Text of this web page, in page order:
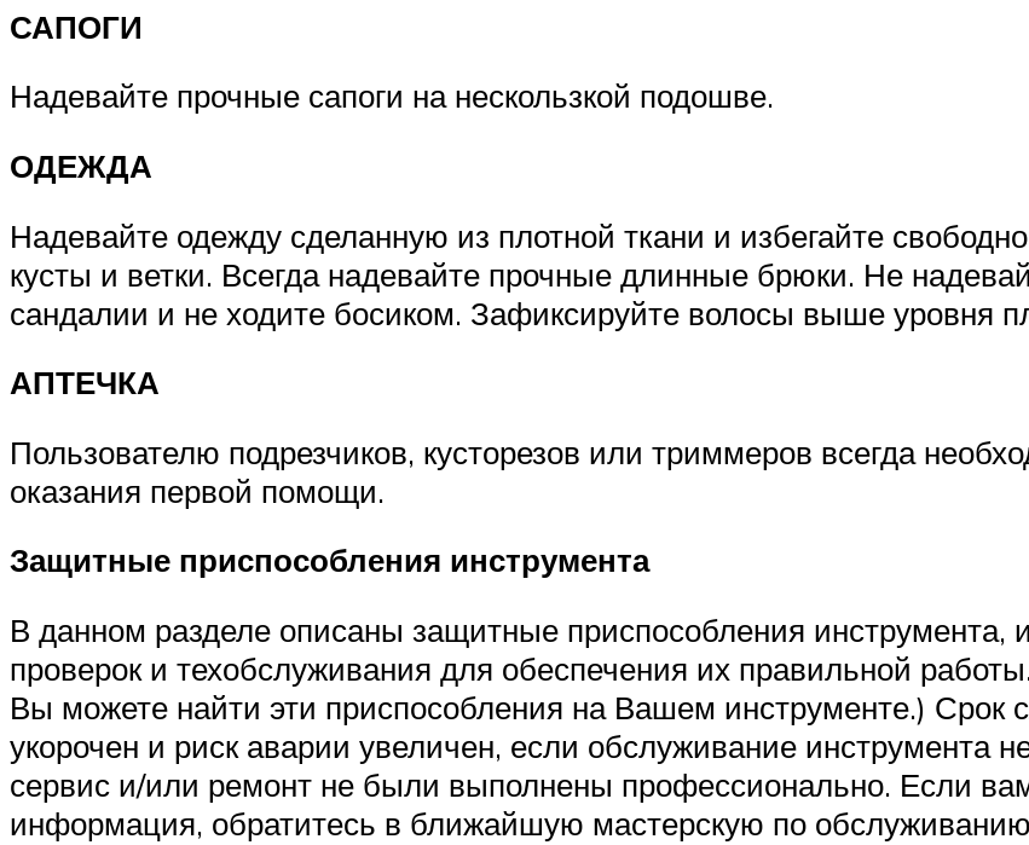
САПОГИ
Надевайте прочные сапоги на нескользкой подошве.
ОДЕЖДА
Надевайте одежду сделанную из плотной ткани и избегайте
кусты и ветки. Всегда надевайте прочные длинные брюки. Не
сандалии и не ходите босиком. Зафиксируйте волосы выше уровня
АПТЕЧКА
Пользователю подрезчиков, кусторезов или триммеров всегда
оказания первой помощи.
Защитные приспособления инструмента
В данном разделе описаны защитные приспособления инструмента,
проверок и техобслуживания для обеспечения их правильной
Вы можете найти эти приспособления на Вашем инструменте.) Срок
укорочен и риск аварии увеличен, если обслуживание инструмента
сервис и/или ремонт не были выполнены профессионально. Если
информация, обратитесь в ближайшую мастерскую по